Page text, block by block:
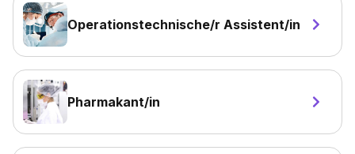
Operationstechnische/r Assistent/in
Pharmakant/in